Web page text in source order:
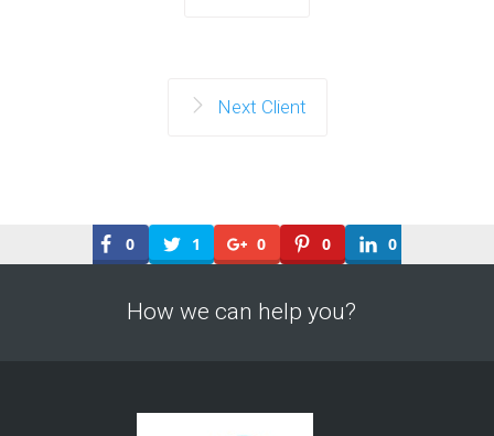
Next Client
0 1 0 0 0
How we can help you?